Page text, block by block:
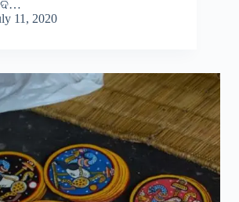
11, 2020